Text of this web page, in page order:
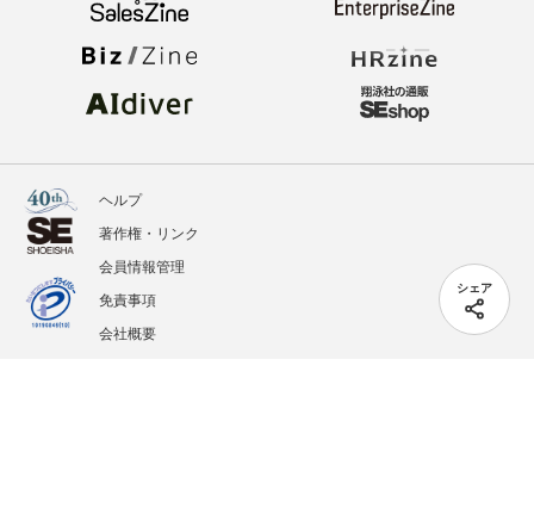
シェア
ヘルプ
著作権・リンク
会員情報管理
免責事項
会社概要